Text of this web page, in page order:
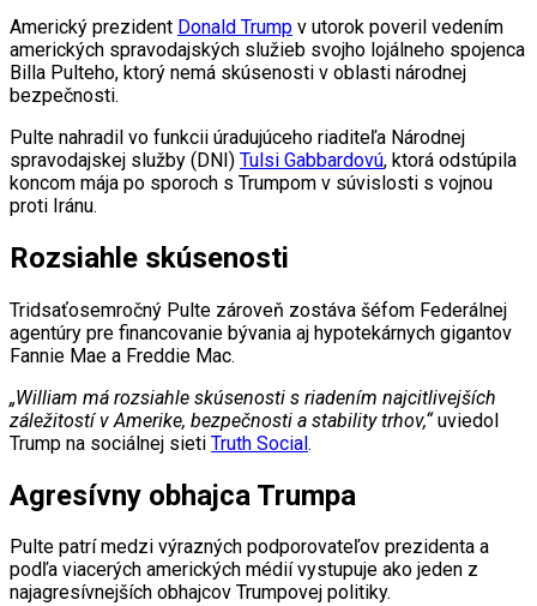
Americký prezident Donald Trump v utorok poveril vedením
amerických spravodajských služieb svojho lojálneho spojenca
Billa Pulteho, ktorý nemá skúsenosti v oblasti národnej
bezpečnosti.
Pulte nahradil vo funkcii úradujúceho riaditeľa Národnej
spravodajskej služby (DNI) Tulsi Gabbardovú, ktorá odstúpila
koncom mája po sporoch s Trumpom v súvislosti s vojnou
proti Iránu.
Rozsiahle skúsenosti
Tridsaťosemročný Pulte zároveň zostáva šéfom Federálnej
agentúry pre financovanie bývania aj hypotekárnych gigantov
Fannie Mae a Freddie Mac.
„William má rozsiahle skúsenosti s riadením najcitlivejších
záležitostí v Amerike, bezpečnosti a stability trhov,“uviedol
Trump na sociálnej sieti Truth Social.
Agresívny obhajca Trumpa
Pulte patrí medzi výrazných podporovateľov prezidenta a
podľa viacerých amerických médií vystupuje ako jeden z
najagresívnejších obhajcov Trumpovej politiky.